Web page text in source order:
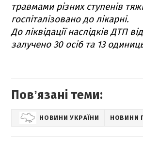
травмами різних ступенів
госпіталізовано до лікарні.
До ліквідації наслідків ДТП
залучено 30 осіб та 13
Повʼязані теми:
НОВИНИ УКРАЇНИ НОВИНИ